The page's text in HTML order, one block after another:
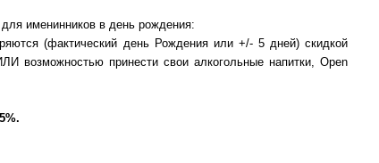
именинников в день рождения:
(фактический день Рождения или +/- 5 дней) cкидкой
возможностью принести свои алкогольные напитки, Open